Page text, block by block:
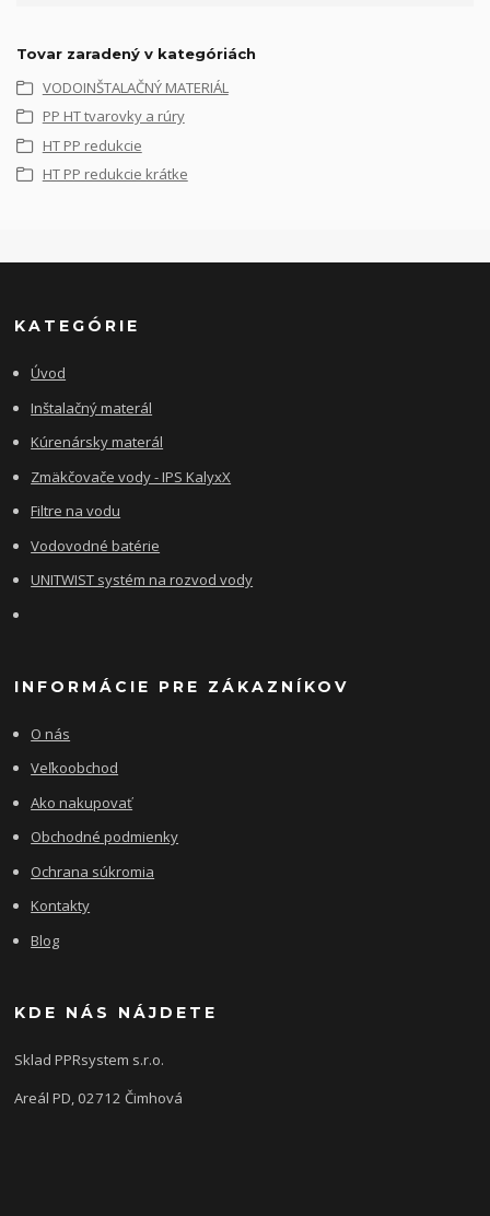
Tovar zaradený v kategóriách
VODOINŠTALAČNÝ MATERIÁL
PP HT tvarovky a rúry
HT PP redukcie
HT PP redukcie krátke
KATEGÓRIE
Úvod
Inštalačný materál
Kúrenársky materál
Zmäkčovače vody - IPS KalyxX
Filtre na vodu
Vodovodné batérie
UNITWIST systém na rozvod vody
INFORMÁCIE PRE ZÁKAZNÍKOV
O nás
Veľkoobchod
Ako nakupovať
Obchodné podmienky
Ochrana súkromia
Kontakty
Blog
KDE NÁS NÁJDETE
Sklad PPRsystem s.r.o.
Areál PD, 02712 Čimhová